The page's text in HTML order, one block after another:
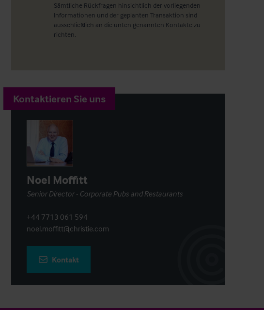
Sämtliche Rückfragen hinsichtlich der vorliegenden
Informationen und der geplanten Transaktion sind
ausschließlich an die unten genannten Kontakte zu
richten.
Kontaktieren Sie uns
Noel Moffitt
Senior Director - Corporate Pubs and Restaurants
+44 7713 061 594
noel.moffitt@christie.com
Kontakt